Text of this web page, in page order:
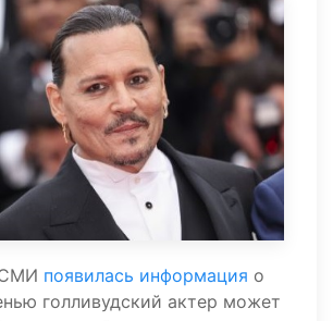
СМИ появилась информация о
голливудский актер может